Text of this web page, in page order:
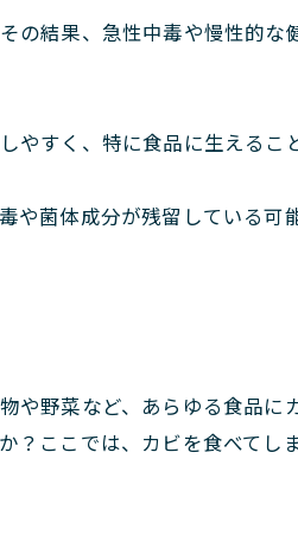
の結果、急性中毒や慢性的な
やすく、特に食品に生えるこ
や菌体成分が残留している可
や野菜など、あらゆる食品に
？ここでは、カビを食べてし